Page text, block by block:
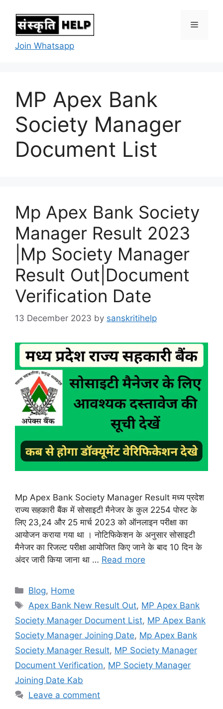
content
Menu
Join Whatsapp
MP Apex Bank
Society Manager
Document List
Mp Apex Bank Society
Manager Result 2023
|Mp Society Manager
Result Out|Document
Verification Date
13 December 2023 by sanskritihelp
Mp Apex Bank Society Manager Result मध्य प्रदेश
राज्य सहकारी बैंक में सोसाइटी मैनेजर के कुल 2254 पोस्ट के
लिए 23,24 और 25 मार्च 2023 को ऑनलाइन परीक्षा का
आयोजन कराया गया था । नोटिफिकेशन के अनुसार सोसाइटी
मैनेजर का रिजल्ट परीक्षा आयोजित किए जाने के बाद 10 दिन के
अंदर जारी किया जाना था … Read more
Categories
Blog, Home
Tags
Apex Bank New Result Out, MP Apex Bank
Society Manager Document List, MP Apex Bank
Society Manager Joining Date, Mp Apex Bank
Society Manager Result, MP Society Manager
Document Verification, MP Society Manager
Joining Date Kab
Leave a comment